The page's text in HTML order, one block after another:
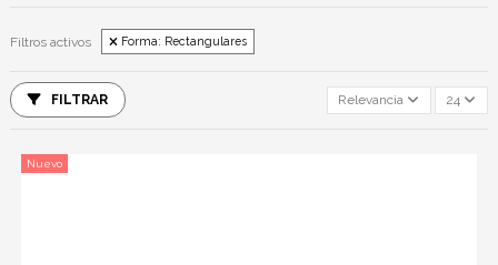
Filtros activos Forma: Rectangulares
FILTRAR Relevancia 24
Nuevo